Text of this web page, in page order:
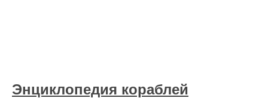
Энциклопедия кораблей